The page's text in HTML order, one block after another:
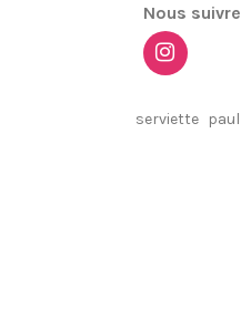
Nous suivre
serviette paul